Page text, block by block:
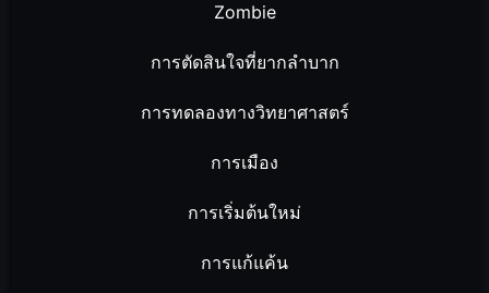
Zombie
การตัดสินใจที่ยากลำบาก
การทดลองทางวิทยาศาสตร์
การเมือง
การเริ่มต้นใหม่
การแก้แค้น